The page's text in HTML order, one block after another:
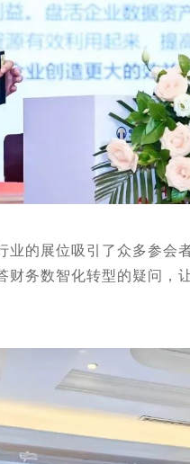
业的展位吸引了众多参会
财务数智化转型的疑问，